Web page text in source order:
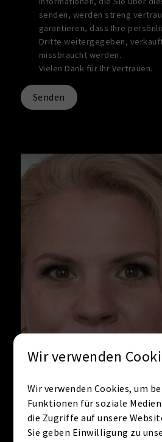
senden, werden streng
garantieren, dass Ihre
Dritte weitergegeben,
missbraucht werden.
Vielen Dank für Ihr Vertrauen.
Senden
Wir verwenden
Wir verwenden Cookies, um
Funktionen für soziale
die Zugriffe auf unsere
Sie geben Einwilligung zu